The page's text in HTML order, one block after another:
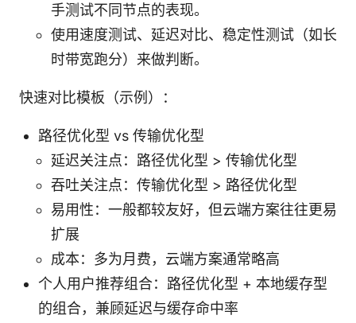
手测试不同节点的表现。
使用速度测试、延迟对比、稳定性测试（如长
时带宽跑分）来做判断。
快速对比模板（示例）：
路径优化型 vs 传输优化型
延迟关注点：路径优化型 > 传输优化型
吞吐关注点：传输优化型 > 路径优化型
易用性：一般都较友好，但云端方案往往更易
扩展
成本：多为月费，云端方案通常略高
个人用户推荐组合：路径优化型 + 本地缓存型
的组合，兼顾延迟与缓存命中率